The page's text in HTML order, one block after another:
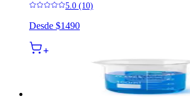
5.0 (10)
Desde $1490